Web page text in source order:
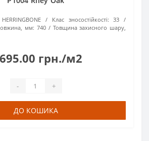
Клас зносостійкості:
33
мм: 740
Товщина захисного шару,
грн./м2
- +
ДО КОШИКА